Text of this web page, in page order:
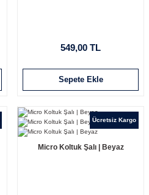
549,00 TL
Sepete Ekle
Ücretsiz Kargo
Micro Koltuk Şalı | Beyaz